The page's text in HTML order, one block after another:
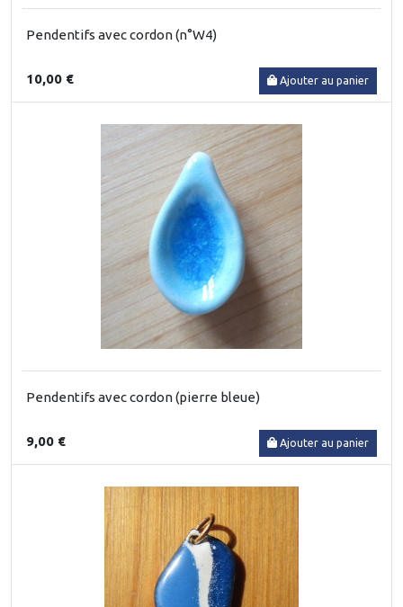
Pendentifs avec cordon (n°W4)
10,00 € Ajouter au panier
Pendentifs avec cordon (pierre bleue)
9,00 € Ajouter au panier